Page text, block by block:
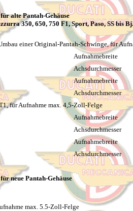
alte Pantah-Gehäuse
350, 650, 750 F1, Sport, Paso, SS bis
einer Original-Pantah-Schwinge, für
Aufnahmebreite
Achsdurchmesser
Aufnahmebreite
Achsdurchmesser
für Aufnahme max. 4,5-Zoll-Felge
Aufnahmebreite
Achsdurchmesser
Aufnahmebreite
Achsdurchmesser
neue Pantah-Gehäuse
max. 5.5-Zoll-Felge